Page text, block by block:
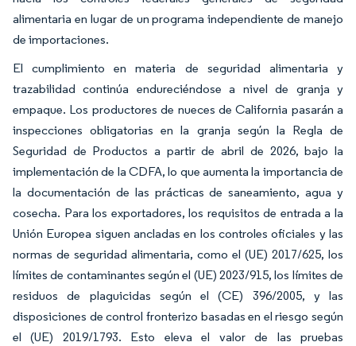
alimentaria en lugar de un programa independiente de manejo
de importaciones.
El cumplimiento en materia de seguridad alimentaria y
trazabilidad continúa endureciéndose a nivel de granja y
empaque. Los productores de nueces de California pasarán a
inspecciones obligatorias en la granja según la Regla de
Seguridad de Productos a partir de abril de 2026, bajo la
implementación de la CDFA, lo que aumenta la importancia de
la documentación de las prácticas de saneamiento, agua y
cosecha. Para los exportadores, los requisitos de entrada a la
Unión Europea siguen ancladas en los controles oficiales y las
normas de seguridad alimentaria, como el (UE) 2017/625, los
límites de contaminantes según el (UE) 2023/915, los límites de
residuos de plaguicidas según el (CE) 396/2005, y las
disposiciones de control fronterizo basadas en el riesgo según
el (UE) 2019/1793. Esto eleva el valor de las pruebas